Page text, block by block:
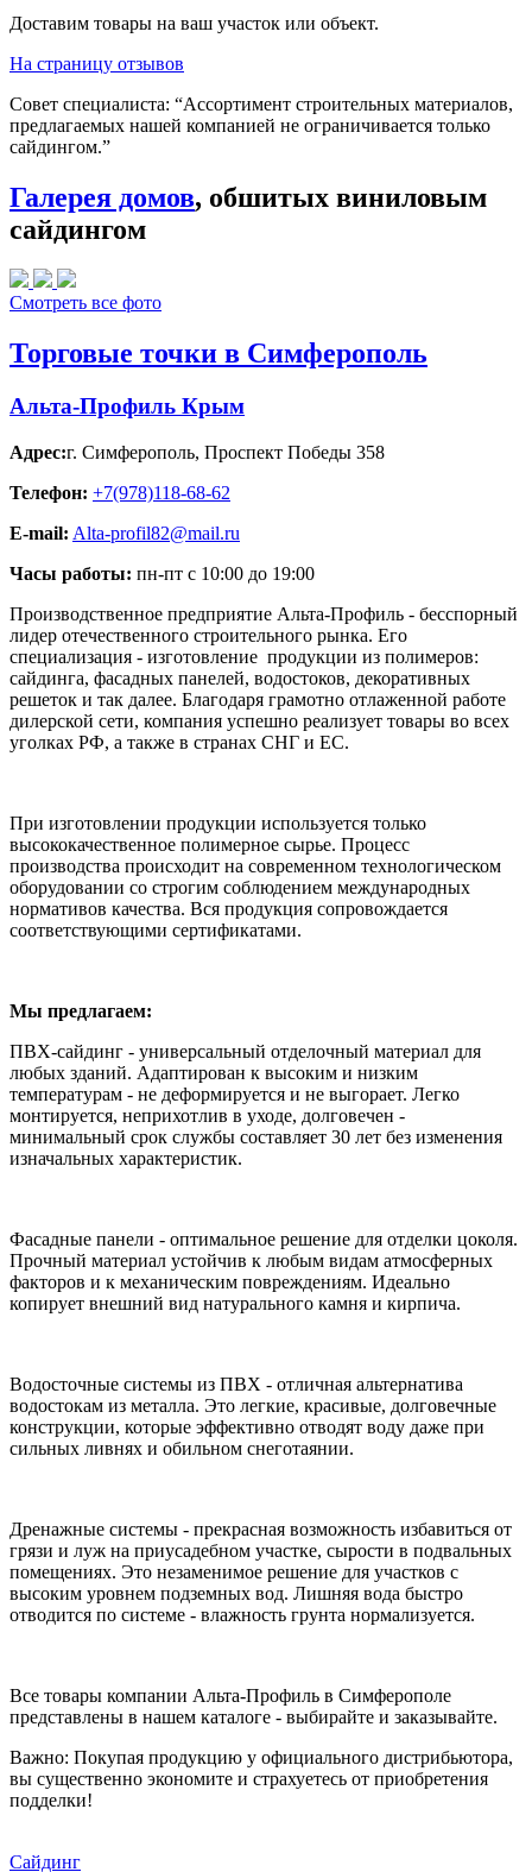
Доставим товары на ваш участок или объект.
На страницу отзывов
Совет специалиста: “Ассортимент строительных материалов,
предлагаемых нашей компанией не ограничивается только
сайдингом.”
Галерея домов, обшитых виниловым
сайдингом
Смотреть все фото
Торговые точки в Симферополь
Альта-Профиль Крым
Адрес:г. Симферополь, Проспект Победы 358
Телефон: +7(978)118-68-62
E-mail: Alta-profil82@mail.ru
Часы работы: пн-пт с 10:00 до 19:00
Производственное предприятие Альта-Профиль - бесспорный
лидер отечественного строительного рынка. Его
специализация - изготовление продукции из полимеров:
сайдинга, фасадных панелей, водостоков, декоративных
решеток и так далее. Благодаря грамотно отлаженной работе
дилерской сети, компания успешно реализует товары во всех
уголках РФ, а также в странах СНГ и ЕС.
При изготовлении продукции используется только
высококачественное полимерное сырье. Процесс
производства происходит на современном технологическом
оборудовании со строгим соблюдением международных
нормативов качества. Вся продукция сопровождается
соответствующими сертификатами.
Мы предлагаем:
ПВХ-сайдинг - универсальный отделочный материал для
любых зданий. Адаптирован к высоким и низким
температурам - не деформируется и не выгорает. Легко
монтируется, неприхотлив в уходе, долговечен -
минимальный срок службы составляет 30 лет без изменения
изначальных характеристик.
Фасадные панели - оптимальное решение для отделки цоколя.
Прочный материал устойчив к любым видам атмосферных
факторов и к механическим повреждениям. Идеально
копирует внешний вид натурального камня и кирпича.
Водосточные системы из ПВХ - отличная альтернатива
водостокам из металла. Это легкие, красивые, долговечные
конструкции, которые эффективно отводят воду даже при
сильных ливнях и обильном снеготаянии.
Дренажные системы - прекрасная возможность избавиться от
грязи и луж на приусадебном участке, сырости в подвальных
помещениях. Это незаменимое решение для участков с
высоким уровнем подземных вод. Лишняя вода быстро
отводится по системе - влажность грунта нормализуется.
Все товары компании Альта-Профиль в Симферополе
представлены в нашем каталоге - выбирайте и заказывайте.
Важно: Покупая продукцию у официального дистрибьютора,
вы существенно экономите и страхуетесь от приобретения
подделки!
Сайдинг